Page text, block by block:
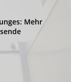
Mehr